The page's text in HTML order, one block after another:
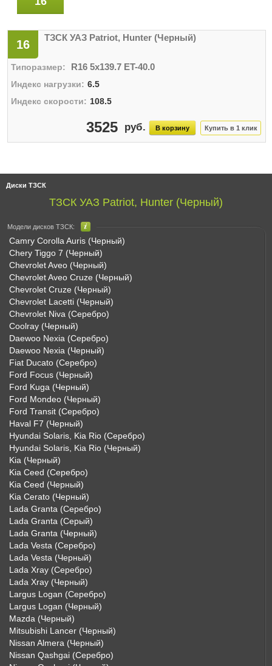
Диски ТЗСК
ТЗСК УАЗ Patriot, Hunter (Черный)
Модели дисков ТЗСК:
Camry Corolla Auris (Черный)
Chery Tiggo 7 (Черный)
Chevrolet Aveo (Черный)
Chevrolet Aveo Cruze (Черный)
Chevrolet Cruze (Черный)
Chevrolet Lacetti (Черный)
Chevrolet Niva (Серебро)
Coolray (Черный)
Daewoo Nexia (Серебро)
Daewoo Nexia (Черный)
Fiat Ducato (Серебро)
Ford Focus (Черный)
Ford Kuga (Черный)
Ford Mondeo (Черный)
Ford Transit (Серебро)
Haval F7 (Черный)
Hyundai Solaris, Kia Rio (Серебро)
Hyundai Solaris, Kia Rio (Черный)
Kia (Черный)
Kia Ceed (Серебро)
Kia Ceed (Черный)
Kia Cerato (Черный)
Lada Granta (Серебро)
Lada Granta (Серый)
Lada Granta (Черный)
Lada Vesta (Серебро)
Lada Vesta (Черный)
Lada Xray (Серебро)
Lada Xray (Черный)
Largus Logan (Серебро)
Largus Logan (Черный)
Mazda (Черный)
Mitsubishi Lancer (Черный)
Nissan Almera (Черный)
Nissan Qashgai (Серебро)
16
ТЗСК УАЗ Patriot, Hunter (Черный)
R16 5x139.7 ET-40.0
6.5
108.5
3525